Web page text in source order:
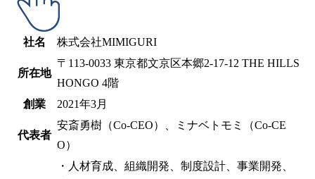
社名 株式会社MIMIGURI
所在地
〒113-0033 東京都文京区本郷2-17-12 THE HILLS
HONGO 4階
創業
2021年3月
代表者
安斎勇樹（Co-CEO）、ミナベトモミ（Co-CE
O）
・人材育成、組織開発、制度設計、事業開発、